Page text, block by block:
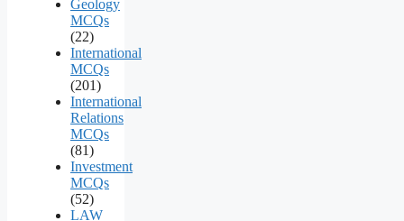
Geology
MCQs
(22)
International
MCQs
(201)
International
Relations
MCQs
(81)
Investment
MCQs
(52)
LAW